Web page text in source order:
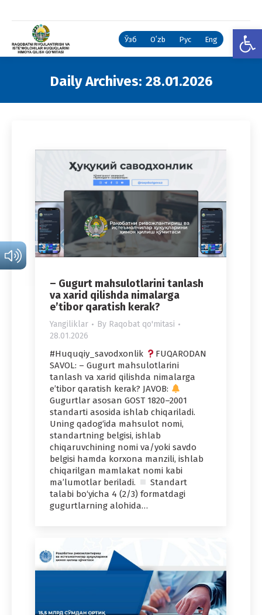
Ўзб Oʻzb Рус Eng
Daily Archives: 28.01.2026
– Gugurt mahsulotlarini tanlash
va xarid qilishda nimalarga
e’tibor qaratish kerak?
Yangiliklar By Raqobat qo'mitasi
28.01.2026
#Huquqiy_savodxonlik
FUQARODAN
SAVOL: – Gugurt mahsulotlarini
tanlash va xarid qilishda nimalarga
e’tibor qaratish kerak? JAVOB:
Gugurtlar asosan GOST 1820–2001
standarti asosida ishlab chiqariladi.
Uning qadog‘ida mahsulot nomi,
standartning belgisi, ishlab
chiqaruvchining nomi va/yoki savdo
belgisi hamda korxona manzili, ishlab
chiqarilgan mamlakat nomi kabi
ma’lumotlar beriladi.
Standart
talabi bo‘yicha 4 (2/3) formatdagi
gugurtlarning alohida…